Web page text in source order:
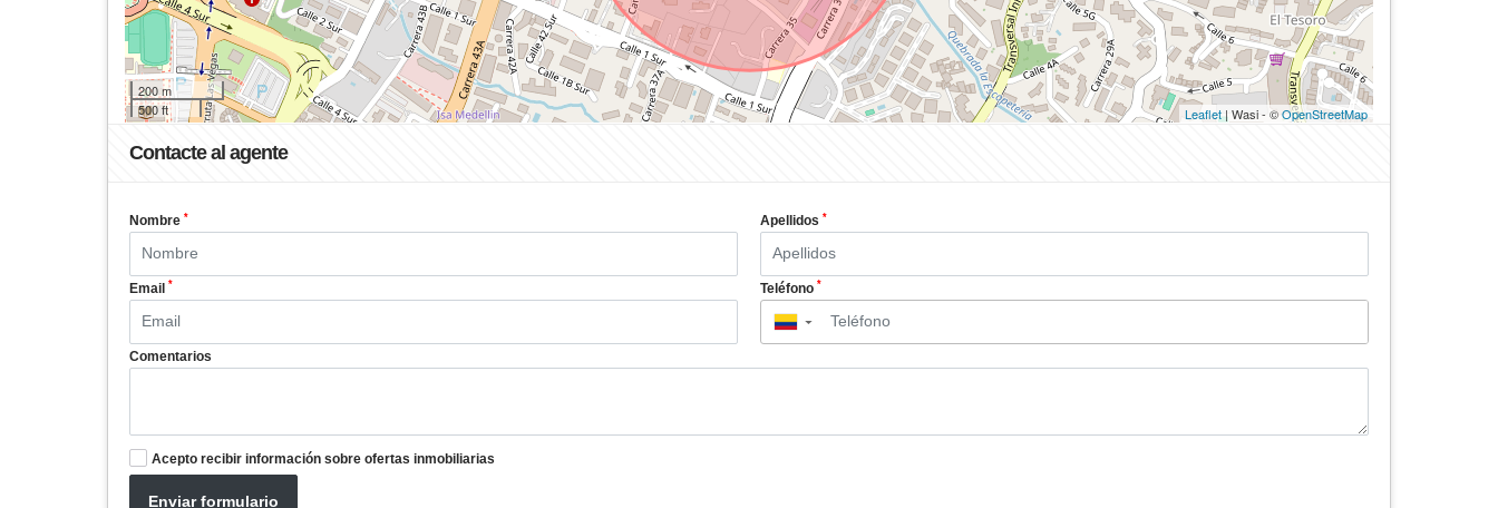
200 m
500 ft
Leaflet| Wasi - ©OpenStreetMap
Contacte al agente
Nombre * Apellidos *
Email * Teléfono *
▼
Comentarios
Acepto recibir información sobre ofertas inmobiliarias
Enviar formulario